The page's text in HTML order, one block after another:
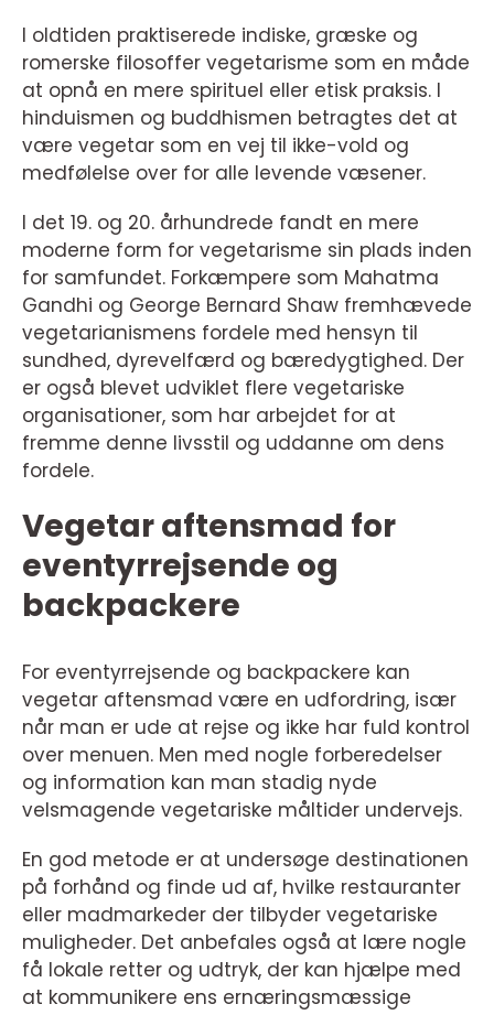
I oldtiden praktiserede indiske, græske og
romerske filosoffer vegetarisme som en måde
at opnå en mere spirituel eller etisk praksis. I
hinduismen og buddhismen betragtes det at
være vegetar som en vej til ikke-vold og
medfølelse over for alle levende væsener.
I det 19. og 20. århundrede fandt en mere
moderne form for vegetarisme sin plads inden
for samfundet. Forkæmpere som Mahatma
Gandhi og George Bernard Shaw fremhævede
vegetarianismens fordele med hensyn til
sundhed, dyrevelfærd og bæredygtighed. Der
er også blevet udviklet flere vegetariske
organisationer, som har arbejdet for at
fremme denne livsstil og uddanne om dens
fordele.
Vegetar aftensmad for
eventyrrejsende og
backpackere
For eventyrrejsende og backpackere kan
vegetar aftensmad være en udfordring, især
når man er ude at rejse og ikke har fuld kontrol
over menuen. Men med nogle forberedelser
og information kan man stadig nyde
velsmagende vegetariske måltider undervejs.
En god metode er at undersøge destinationen
på forhånd og finde ud af, hvilke restauranter
eller madmarkeder der tilbyder vegetariske
muligheder. Det anbefales også at lære nogle
få lokale retter og udtryk, der kan hjælpe med
at kommunikere ens ernæringsmæssige